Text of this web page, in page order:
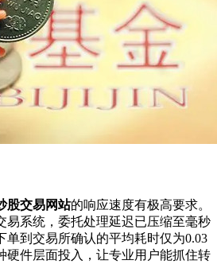
股交易网站的响应速度有极高要求。
易系统，委托处理延迟已压缩至毫秒
单到交易所确认的平均耗时仅为0.03
硬件层面投入，让专业用户能抓住转